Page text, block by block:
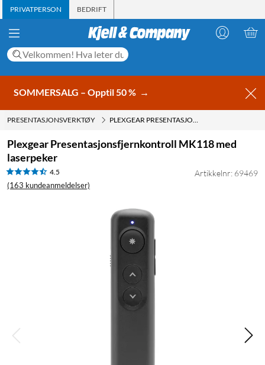
PRIVATPERSON BEDRIFT
SOMMERSALG – Opptil 50 % →
PRESENTASJONSVERKTØY PLEXGEAR PRESENTASJONSFJERNKONTROLL MK118 MED LASERPEKER
Plexgear Presentasjonsfjernkontroll MK118 med
laserpeker
4.5
(163 kundeanmeldelser)
Artikkelnr: 69469